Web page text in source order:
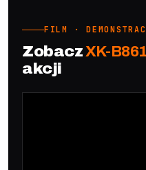
FILM ·
ZobaczXK-
akcji